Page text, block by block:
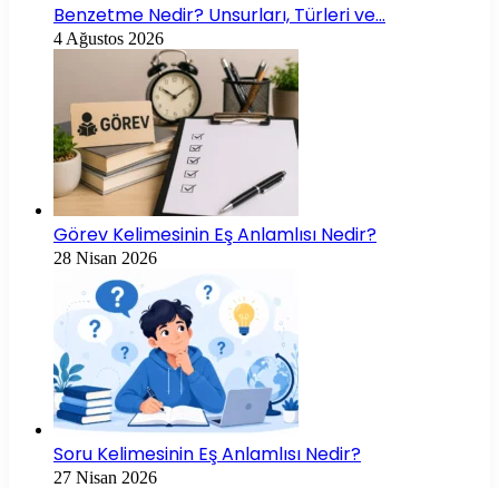
Benzetme Nedir? Unsurları, Türleri ve…
4 Ağustos 2026
Görev Kelimesinin Eş Anlamlısı Nedir?
28 Nisan 2026
Soru Kelimesinin Eş Anlamlısı Nedir?
27 Nisan 2026